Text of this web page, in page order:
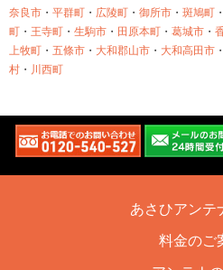
奈良市 ・ 平群町 ・ 広陵町 ・ 御所市 ・ 斑鳩町 ・
町 ・ 王寺町 ・ 生駒市 ・ 田原本町 ・ 葛城市 ・
上牧町 ・ 五條市 ・ 大和郡山市 ・ 大和高田市 ・
村 ・ 川西町
あさひアンテ
料金のご